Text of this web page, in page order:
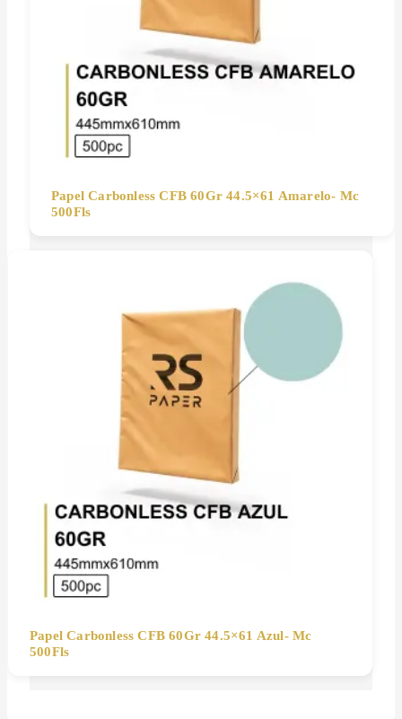
Papel Carbonless CFB 60Gr 44.5×61 Amarelo- Mc
500Fls
Papel Carbonless CFB 60Gr 44.5×61 Azul- Mc
500Fls